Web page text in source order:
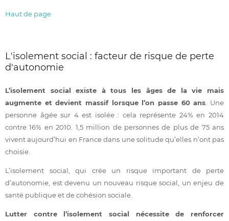
Haut de page
L'isolement social : facteur de risque de perte
d'autonomie
L’isolement social existe à tous les âges de la vie mais
augmente et devient massif lorsque l’on passe 60 ans . Une
personne âgée sur 4 est isolée : cela représente 24% en 2014
contre 16% en 2010. 1,5 million de personnes de plus de 75 ans
vivent aujourd’hui en France dans une solitude qu’elles n’ont pas
choisie.
L’isolement social, qui crée un risque important de perte
d’autonomie, est devenu un nouveau risque social, un enjeu de
santé publique et de cohésion sociale.
Lutter contre l’isolement social nécessite de renforcer